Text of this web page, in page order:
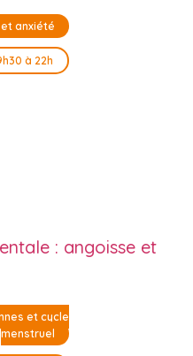
anxiété
à 22h
: angoisse et
et cycle
menstruel